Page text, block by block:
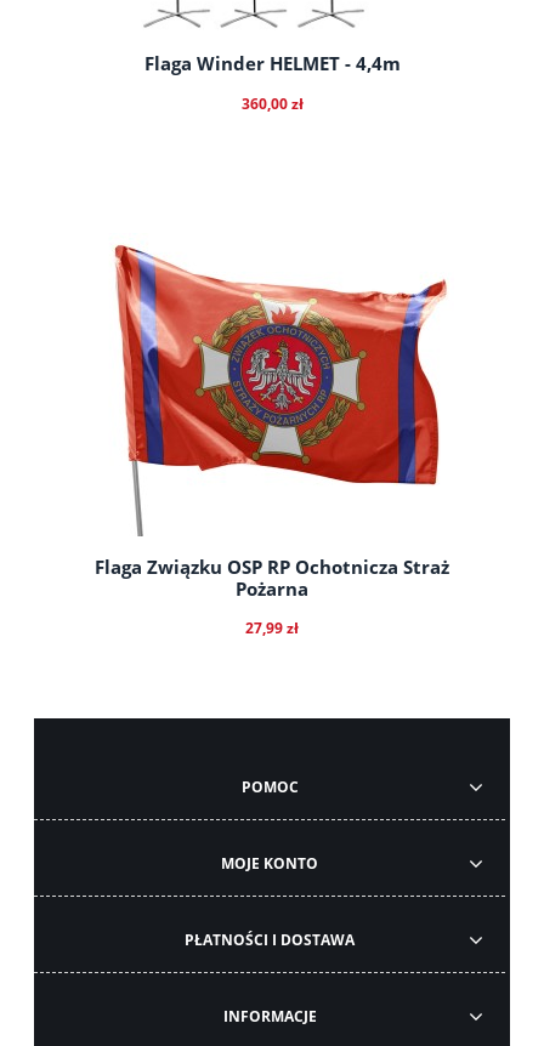
Flaga Winder HELMET - 4,4m
360,00 zł
Flaga Związku OSP RP Ochotnicza Straż
Pożarna
27,99 zł
do koszyka
POMOC
MOJE KONTO
PŁATNOŚCI I DOSTAWA
INFORMACJE